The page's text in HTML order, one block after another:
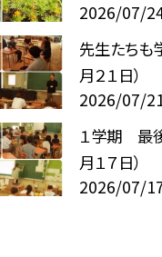
2026/07/
先生たちも
月２１日）
2026/07/
１学期 最
月１７日）
2026/07/